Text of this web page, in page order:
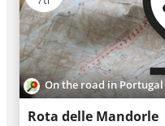
On the road in Portugal
Rota delle Mandorle